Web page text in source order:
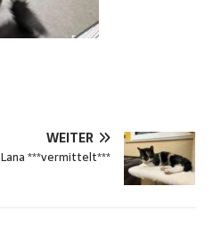
WEITER
Lana ***vermittelt***